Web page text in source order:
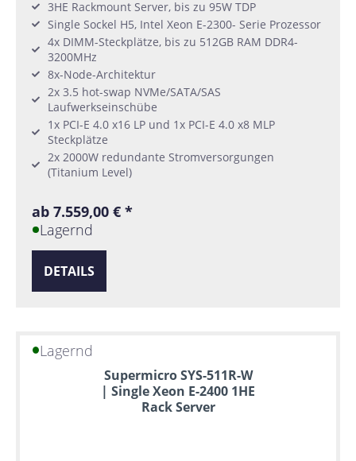
3HE Rackmount Server, bis zu 95W TDP
Single Sockel H5, Intel Xeon E-2300- Serie Prozessor
4x DIMM-Steckplätze, bis zu 512GB RAM DDR4-
3200MHz
8x-Node-Architektur
2x 3.5 hot-swap NVMe/SATA/SAS
Laufwerkseinschübe
1x PCI-E 4.0 x16 LP und 1x PCI-E 4.0 x8 MLP
Steckplätze
2x 2000W redundante Stromversorgungen
(Titanium Level)
ab 7.559,00 € *
Lagernd
DETAILS
Lagernd
Supermicro SYS-511R-W
| Single Xeon E-2400 1HE
Rack Server